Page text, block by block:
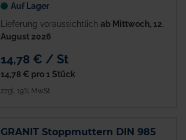
Auf Lager
Lieferung voraussichtlich ab Mittwoch, 12.
August 2026
14,78 € / St
14,78 € pro 1 Stück
zzgl. 19% MwSt.
GRANIT Stoppmuttern DIN 985